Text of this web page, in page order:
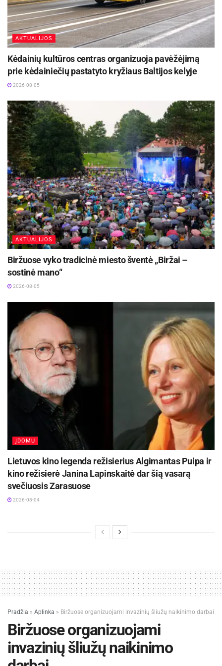
AKTUALIJOS
Kėdainių kultūros centras organizuoja pavėžėjimą
prie kėdainiečių pastatyto kryžiaus Baltijos kelyje
2026-08-05
AKTUALIJOS
Biržuose vyko tradicinė miesto šventė „Biržai –
sostinė mano“
2026-08-05
ĮDOMU
Lietuvos kino legenda režisierius Algimantas Puipa ir
kino režisierė Janina Lapinskaitė dar šią vasarą
svečiuosis Zarasuose
2026-08-04
Pradžia » Aplinka » Biržuose organizuojami invazinių šliužų naikinimo darbai
Biržuose organizuojami
invazinių šliužų naikinimo